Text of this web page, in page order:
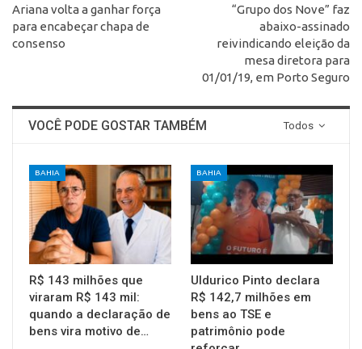
Ariana volta a ganhar força
para encabeçar chapa de
consenso
“Grupo dos Nove” faz
abaixo-assinado
reivindicando eleição da
mesa diretora para
01/01/19, em Porto Seguro
Todos
VOCÊ PODE GOSTAR TAMBÉM
BAHIA
R$ 143 milhões que
viraram R$ 143 mil:
quando a declaração de
bens vira motivo de…
BAHIA
Uldurico Pinto declara
R$ 142,7 milhões em
bens ao TSE e
patrimônio pode